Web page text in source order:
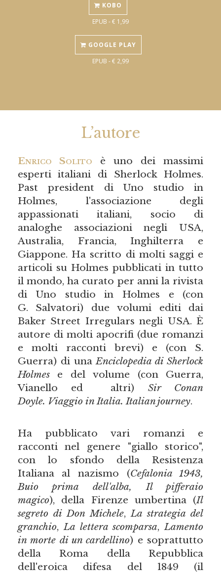
KOBO
EPUB - € 1,99
GOOGLE PLAY
EPUB - € 2,99
L’autore
Enrico Solito è uno dei massimi
esperti italiani di Sherlock Holmes.
Past president di Uno studio in
Holmes, l'associazione degli
appassionati italiani, socio di
analoghe associazioni negli USA,
Australia, Francia, Inghilterra e
Giappone. Ha scritto di molti saggi e
articoli su Holmes pubblicati in tutto
il mondo, ha curato per anni la rivista
di Uno studio in Holmes e (con
G. Salvatori) due volumi editi dai
Baker Street Irregulars negli USA. È
autore di molti apocrifi (due romanzi
e molti racconti brevi) e (con S.
Guerra) di unaEnciclopedia di Sherlock
Holmese del volume (con Guerra,
Vianello ed altri) Sir Conan
Doyle. Viaggio in Italia. Italian journey.
Ha pubblicato vari romanzi e
racconti nel genere "giallo storico",
con lo sfondo della Resistenza
Italiana al nazismo (Cefalonia 1943,
Buio prima dell'alba, Il pifferaio
magico), della Firenze umbertina (Il
segreto di Don Michele,La strategia del
granchio,La lettera scomparsa,Lamento
in morte di un cardellino) e soprattutto
della Roma della Repubblica
dell'eroica difesa del 1849 (il